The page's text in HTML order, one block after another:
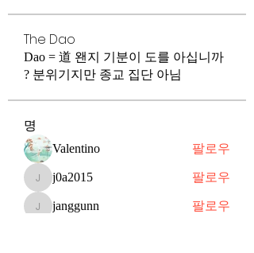
The Dao
Dao = 道 왠지 기분이 도를 아십니까
? 분위기지만 종교 집단 아님
명
Valentino 팔로우
j0a2015
j0a2015 팔로우
janggunn
janggunn 팔로우